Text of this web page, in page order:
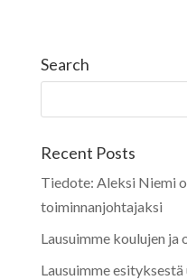
Search
Recent Posts
Tiedote: Aleksi Niemi
toiminnanjohtajaksi
Lausuimme koulujen
Lausuimme